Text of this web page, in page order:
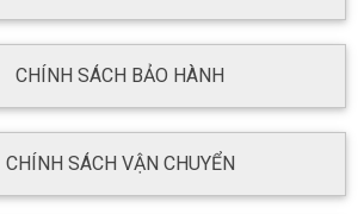
CHÍNH SÁCH BẢO HÀNH
CHÍNH SÁCH VẬN CHUYỂN